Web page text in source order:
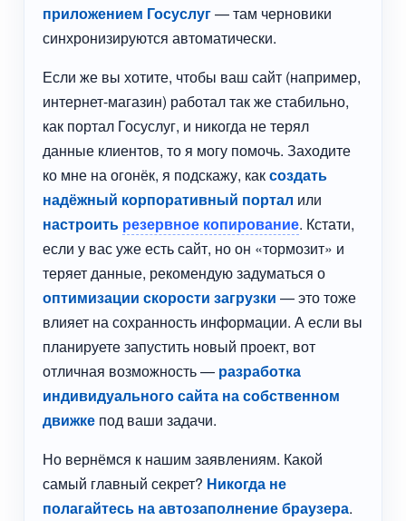
приложением Госуслуг— там черновики
синхронизируются автоматически.
Если же вы хотите, чтобы ваш сайт (например,
интернет-магазин) работал так же стабильно,
как портал Госуслуг, и никогда не терял
данные клиентов, то я могу помочь. Заходите
ко мне на огонёк, я подскажу, каксоздать
надёжный корпоративный портал или
настроить резервное копирование. Кстати,
если у вас уже есть сайт, но он «тормозит» и
теряет данные, рекомендую задуматься о
оптимизации скорости загрузки — это тоже
влияет на сохранность информации. А если вы
планируете запустить новый проект, вот
отличная возможность — разработка
индивидуального сайта на собственном
движке под ваши задачи.
Но вернёмся к нашим заявлениям. Какой
самый главный секрет? Никогда не
полагайтесь на автозаполнение браузера.